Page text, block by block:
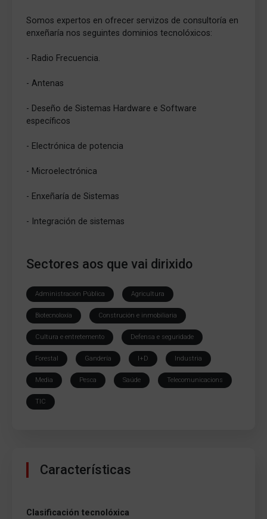
Somos expertos en ofrecer servizos de consultoría en
enxeñaría nos seguintes dominios tecnolóxicos:
- Radio Frecuencia.
- Antenas
- Deseño de Sistemas Hardware e Software
específicos
- Electrónica de potencia
- Microelectrónica
- Enxeñaría de Sistemas
- Integración de sistemas
Sectores aos que vai dirixido
Administración Pública Agricultura
Biotecnoloxía Construción e inmobiliaria
Cultura e entretemento Defensa e seguridade
Forestal Gandería I+D Industria
Media Pesca Saúde Telecomunicacions
TIC
Características
Clasificación tecnolóxica